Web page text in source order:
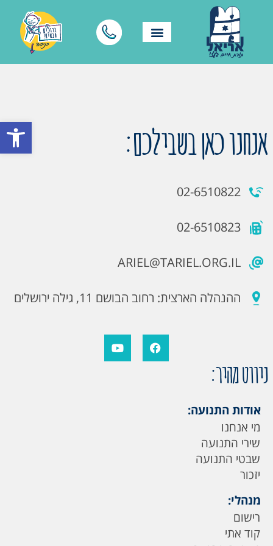
פתח אנחנו כאן בשבילכם:
02-6510822
02-6510823
ARIEL@TARIEL.ORG.IL
ההנהלה הארצית: רחוב הבושם 11, גילה ירושלים
ניווט מהיר:
אודות התנועה:
מי אנחנו
שירי התנועה
שבטי התנועה
יזכור
מנהלי:
רישום
קוד אתי